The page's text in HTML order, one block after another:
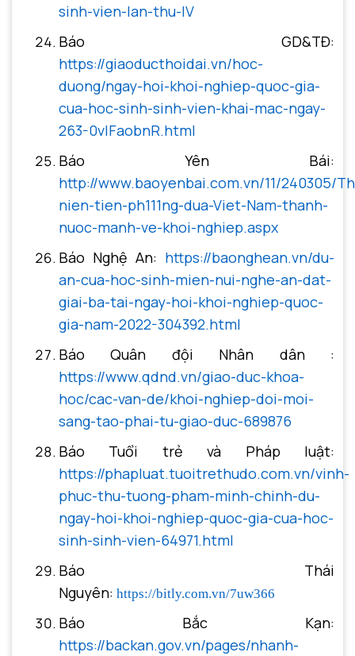
sinh-vien-lan-thu-IV
Báo GD&TĐ:
https://giaoducthoidai.vn/hoc-
duong/ngay-hoi-khoi-nghiep-quoc-gia-
cua-hoc-sinh-sinh-vien-khai-mac-ngay-
263-0vlFaobnR.html
Báo Yên Bái:
http://www.baoyenbai.com.vn/11/240305/
nien-tien-ph111ng-dua-Viet-Nam-thanh-
nuoc-manh-ve-khoi-nghiep.aspx
Báo Nghệ An: https://baonghean.vn/du-
an-cua-hoc-sinh-mien-nui-nghe-an-dat-
giai-ba-tai-ngay-hoi-khoi-nghiep-quoc-
gia-nam-2022-304392.html
Báo Quân đội Nhân dân :
https://www.qdnd.vn/giao-duc-khoa-
hoc/cac-van-de/khoi-nghiep-doi-moi-
sang-tao-phai-tu-giao-duc-689876
Báo Tuổi trẻ và Pháp luật:
https://phapluat.tuoitrethudo.com.vn/vinh-
phuc-thu-tuong-pham-minh-chinh-du-
ngay-hoi-khoi-nghiep-quoc-gia-cua-hoc-
sinh-sinh-vien-64971.html
Báo Thái
Nguyên: https://bitly.com.vn/7uw366
Báo Bắc Kạn:
https://backan.gov.vn/pages/nhanh-